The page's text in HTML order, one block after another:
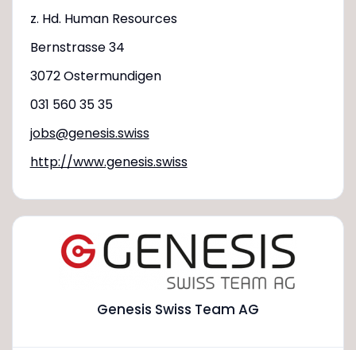
z. Hd. Human Resources
Bernstrasse 34
3072 Ostermundigen
031 560 35 35
jobs@genesis.swiss
http://www.genesis.swiss
Genesis Swiss Team AG